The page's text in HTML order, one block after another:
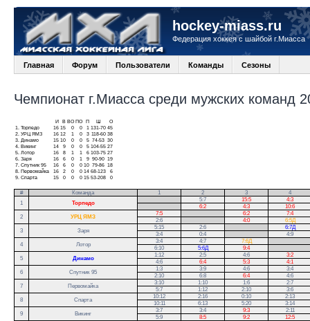
hockey-miass.ru
Федерация хоккея с шайбой г.Миасса
Главная Форум Пользователи Команды Сезоны
Чемпионат г.Миасса среди мужских команд
И В ВО ПО П
О
1.
Торпедо 16 15 0 0 1 131-70 45
2. УРЦ ЯМЗ 16 12 1 0 3 118-60 38
3.
Динамо 15 10 0 0 5 74-53 30
4.
Викинг 14 9 0 0 5 104-55 27
5. Лотор 16 8 1 1 6 103-75 27
6. Заря 16 6 0 1 9 90-90 19
7. Спутник 95 16 6 0 0 10 79-86 18
8.
Первомайка 16 2 0 0 14 68-123
6
9. Спарта 15 0 0 0 15 53-208 0
# Команда 1 2 3
4
1
Торпедо
5:7 15:5
4:3
6:2 4:3
10:6
2
УРЦ ЯМЗ
7:5 6:2
7:4
2:6
4:0
6:5Д
3
Заря
5:15 2:6
6:7Д
3:4
0:4
4:9
4
Лотор
3:4 4:7 7:6Д
6:10
5:6Д 9:4
5
Динамо
1:12 2:5 4:6
3:2
4:6
6:4 5:3
4:1
6
Спутник 95
1:3 3:9 4:6
3:4
2:10
6:8 6:4
4:6
7
Первомайка
3:10 1:10 1:6
2:7
5:7
1:12 2:10
3:6
8
Спарта
10:12 2:16 0:10
2:13
10:11
6:13 5:20
3:14
9
Викинг
3:7 3:4 9:3
2:11
5:9
8:5 9:2 12:5